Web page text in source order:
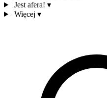
Jest afera! ▾
Więcej ▾